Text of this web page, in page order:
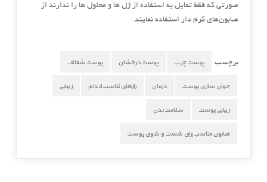
صورتی که فقط تمایل به استفاده از ژل ها و محلول ها را ندارند از
صابون‌های کرم دار استفاده نمایند.
برچسب پوست چرب پوست درخشان پوست شفاف
جوان سازی پوست درمان رازهای تناسب اندام زیبایی
زیبایی پوست سلامت بدن
صابون مناسب برای شست و شوی پوست